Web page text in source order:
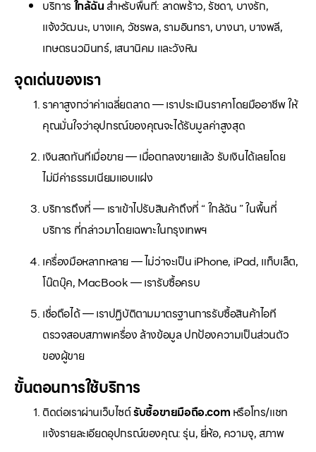
บริการ ใกล้ฉัน สำหรับพื้นที่: ลาดพร้าว, รัชดา, บางรัก,
แจ้งวัฒนะ, บางแค, วัชรพล, รามอินทรา, บางนา, บางพลี,
เกษตรนวมินทร์, เสนานิคม และวังหิน
จุดเด่นของเรา
ราคาสูงกว่าค่าเฉลี่ยตลาด — เราประเมินราคาโดยมืออาชีพ ให้
คุณมั่นใจว่าอุปกรณ์ของคุณจะได้รับมูลค่าสูงสุด
เงินสดทันทีเมื่อขาย — เมื่อตกลงขายแล้ว รับเงินได้เลยโดย
ไม่มีค่าธรรมเนียมแอบแฝง
บริการถึงที่ — เราเข้าไปรับสินค้าถึงที่ “ ใกล้ฉัน ” ในพื้นที่
บริการ ที่กล่าวมาโดยเฉพาะในกรุงเทพฯ
เครื่องมือหลากหลาย — ไม่ว่าจะเป็น iPhone, iPad, แท็บเล็ต,
โน๊ตบุ๊ค, MacBook — เรารับซื้อครบ
เชื่อถือได้ — เราปฏิบัติตามมาตรฐานการรับซื้อสินค้าไอที
ตรวจสอบสภาพเครื่อง ล้างข้อมูล ปกป้องความเป็นส่วนตัว
ของผู้ขาย
ขั้นตอนการใช้บริการ
ติดต่อเราผ่านเว็บไซต์รับซื้อขายมือถือ.com หรือโทร/แชท
แจ้งรายละเอียดอุปกรณ์ของคุณ: รุ่น, ยี่ห้อ, ความจุ, สภาพ